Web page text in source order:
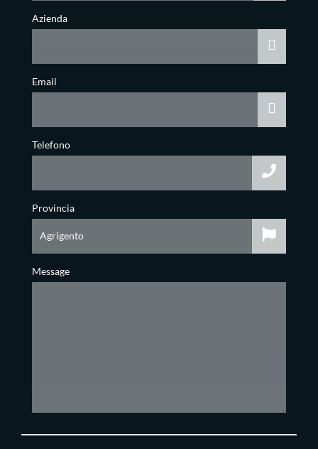
Azienda
Email
Telefono
Provincia
Message